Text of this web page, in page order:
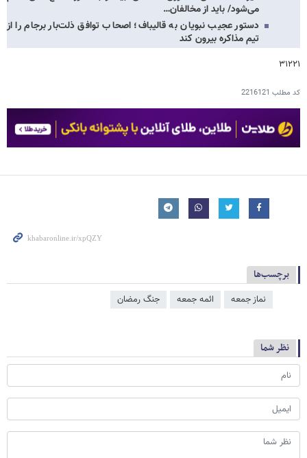
می‌شود/ باید از مخالفان…
دستور عجیب نبویان به قالیباف؛ اصحاب توافق ذلت‌بار برجام را از
تیم مذاکره بیرون کند
۳۱۲۲۱
کد مطلب 2216121
برچسب‌ها
نماز جمعه ائمه جمعه جنگ رمضان
نظر شما